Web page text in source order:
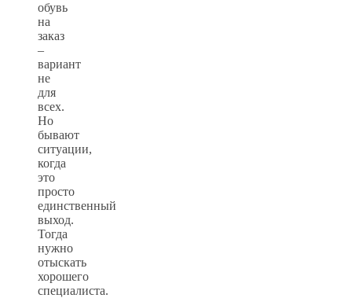
обувь
на
заказ
–
вариант
не
для
всех.
Но
бывают
ситуации,
когда
это
просто
единственный
выход.
Тогда
нужно
отыскать
хорошего
специалиста.